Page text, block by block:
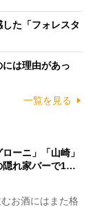
た「フォレスタ
は理由があっ
一覧を見る
ーニ」「山崎」
隠れ家バーで1…
お酒にはまた格